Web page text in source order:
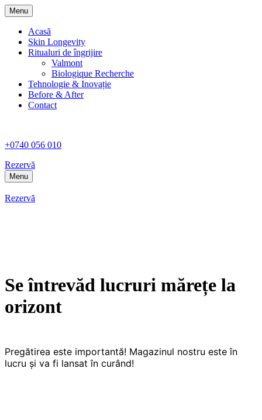
Menu
Acasă
Skin Longevity
Ritualuri de îngrijire
Valmont
Biologique Recherche
Tehnologie & Inovație
Before & After
Contact
+0740 056 010
Rezervă
Menu
Rezervă
Se întrevăd lucruri mărețe la
orizont
Pregătirea este importantă! Magazinul nostru este în
lucru și va fi lansat în curând!